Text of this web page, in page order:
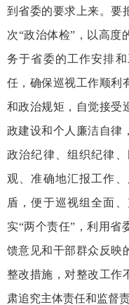
到省委的要求上来。要
次“政治体检”，以高度
务于省委的工作安排
任，确保巡视工作顺利
和政治规矩，自觉接受
政建设和个人廉洁自律
政治纪律、组织纪律
观、准确地汇报工作
盾，便于巡视组全面
实“两个责任”，利用省
馈意见和干部群众反映
整改措施，对整改工作
肃追究主体责任和监督责